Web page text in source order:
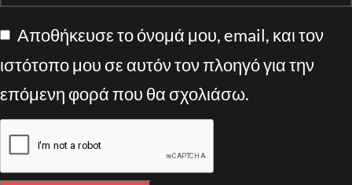
Αποθήκευσε το όνομά μου, email, και τον
ιστότοπο μου σε αυτόν τον πλοηγό για την
επόμενη φορά που θα σχολιάσω.